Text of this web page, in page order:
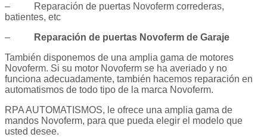
– Reparación de puertas Novoferm correderas,
batientes, etc
–
Reparación de puertas Novoferm de Garaje
También disponemos de una amplia gama de motores
Novoferm. Si su motor Novoferm se ha averiado y no
funciona adecuadamente, también hacemos reparación en
automatismos de todo tipo de la marca Novoferm.
RPA AUTOMATISMOS, le ofrece una amplia gama de
mandos Novoferm, para que pueda elegir el modelo que
usted desee.